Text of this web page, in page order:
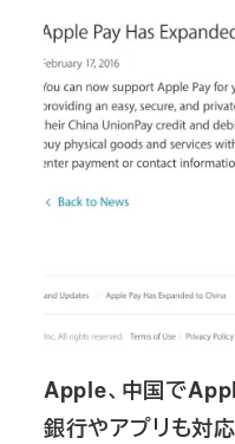
Apple、中国で
銀行やアプリも対